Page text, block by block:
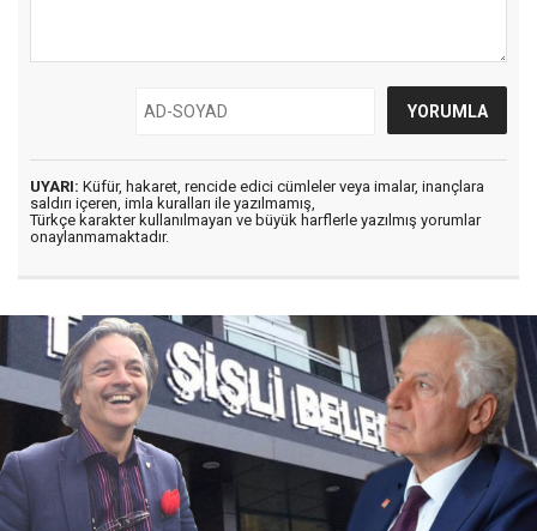
UYARI: Küfür, hakaret, rencide edici cümleler veya imalar, inançlara
saldırı içeren, imla kuralları ile yazılmamış,
Türkçe karakter kullanılmayan ve büyük harflerle yazılmış yorumlar
onaylanmamaktadır.